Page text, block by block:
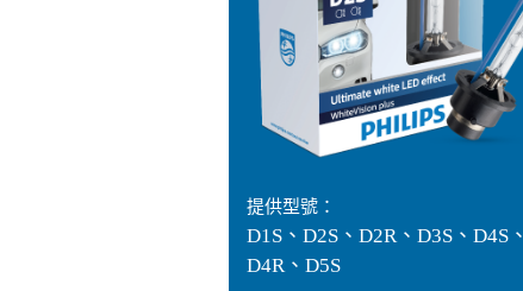
提供型號：
D1S、D2S、D2R、D3S、D4S、
D4R、D5S